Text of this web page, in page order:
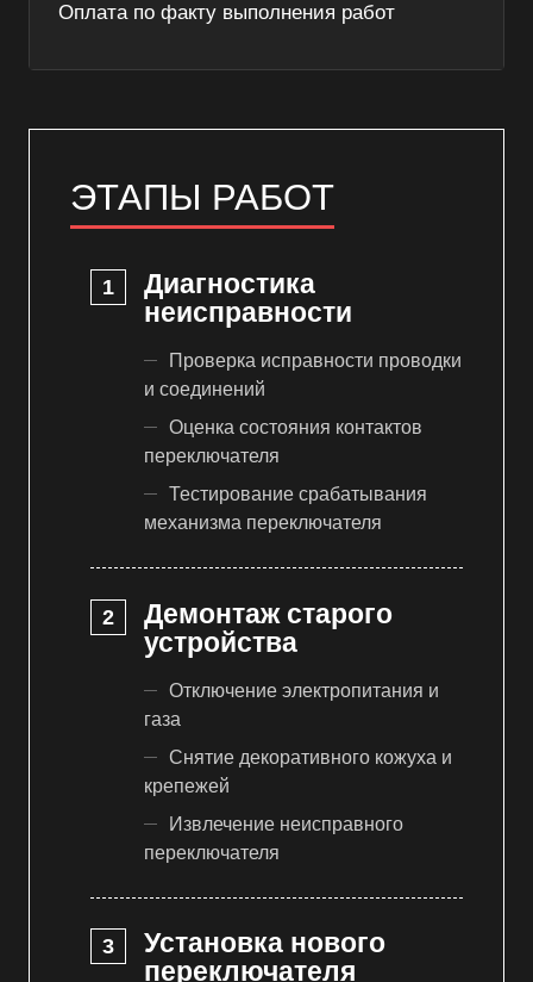
Оплата по факту выполнения работ
ЭТАПЫ РАБОТ
Диагностика
неисправности
Проверка исправности проводки
и соединений
Оценка состояния контактов
переключателя
Тестирование срабатывания
механизма переключателя
Демонтаж старого
устройства
Отключение электропитания и
газа
Снятие декоративного кожуха и
крепежей
Извлечение неисправного
переключателя
Установка нового
переключателя